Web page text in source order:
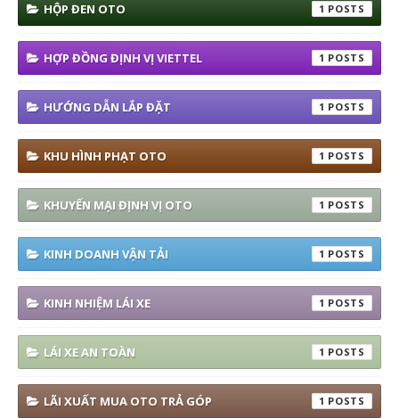
HỘP ĐEN OTO 1
HỢP ĐỒNG ĐỊNH VỊ VIETTEL 1
HƯỚNG DẪN LẮP ĐẶT 1
KHU HÌNH PHẠT OTO 1
KHUYẾN MẠI ĐỊNH VỊ OTO 1
KINH DOANH VẬN TẢI 1
KINH NHIỆM LÁI XE 1
LÁI XE AN TOÀN 1
LÃI XUẤT MUA OTO TRẢ GÓP 1